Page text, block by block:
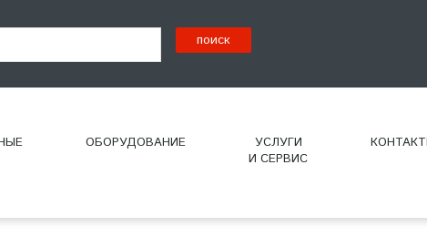
ОБОРУДОВАНИЕ
УСЛУГИ
И СЕРВИС